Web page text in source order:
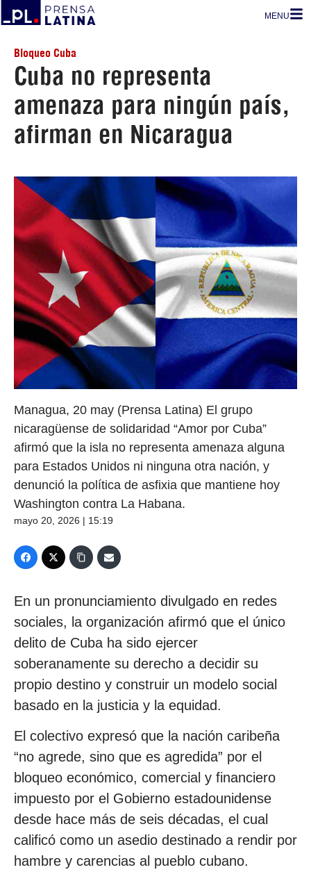
MENU
Bloqueo Cuba
Cuba no representa
amenaza para ningún país,
afirman en Nicaragua
Managua, 20 may (Prensa Latina) El grupo
nicaragüense de solidaridad “Amor por Cuba”
afirmó que la isla no representa amenaza alguna
para Estados Unidos ni ninguna otra nación, y
denunció la política de asfixia que mantiene hoy
Washington contra La Habana.
mayo 20, 2026 | 15:19
En un pronunciamiento divulgado en redes
sociales, la organización afirmó que el único
delito de Cuba ha sido ejercer
soberanamente su derecho a decidir su
propio destino y construir un modelo social
basado en la justicia y la equidad.
El colectivo expresó que la nación caribeña
“no agrede, sino que es agredida” por el
bloqueo económico, comercial y financiero
impuesto por el Gobierno estadounidense
desde hace más de seis décadas, el cual
calificó como un asedio destinado a rendir por
hambre y carencias al pueblo cubano.